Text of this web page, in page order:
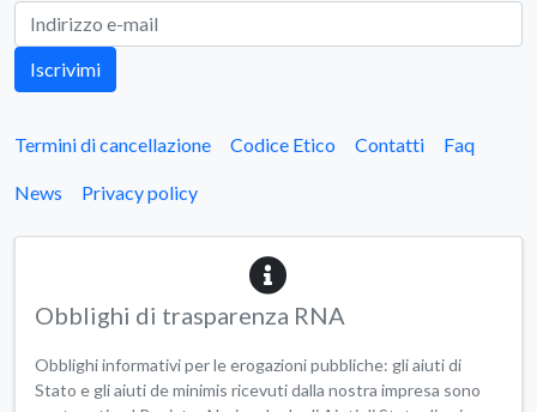
Iscrivimi
Termini di cancellazione Codice Etico Contatti Faq
News Privacy policy
Obblighi di trasparenza RNA
Obblighi informativi per le erogazioni pubbliche: gli aiuti di
Stato e gli aiuti de minimis ricevuti dalla nostra impresa sono